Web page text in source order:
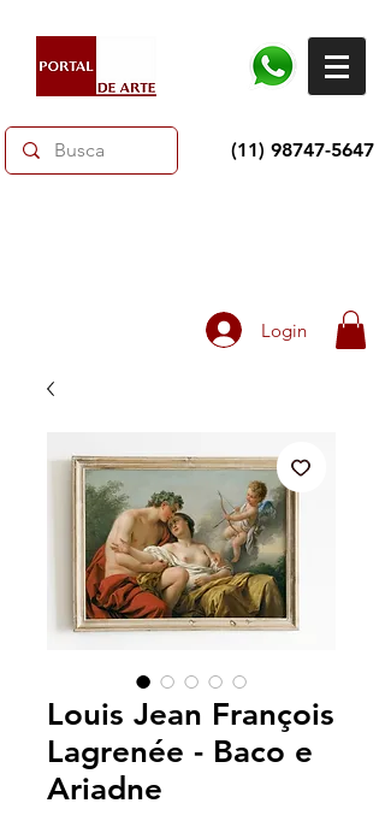
(11) 98747-5647
Login
Louis Jean François
Lagrenée - Baco e
Ariadne